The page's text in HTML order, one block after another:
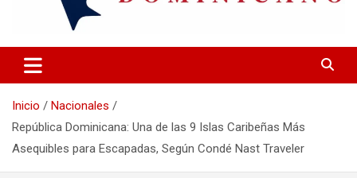
El Vocero Dominicano
Inicio
Nacionales
República Dominicana: Una de las 9 Islas Caribeñas Más
Asequibles para Escapadas, Según Condé Nast Traveler